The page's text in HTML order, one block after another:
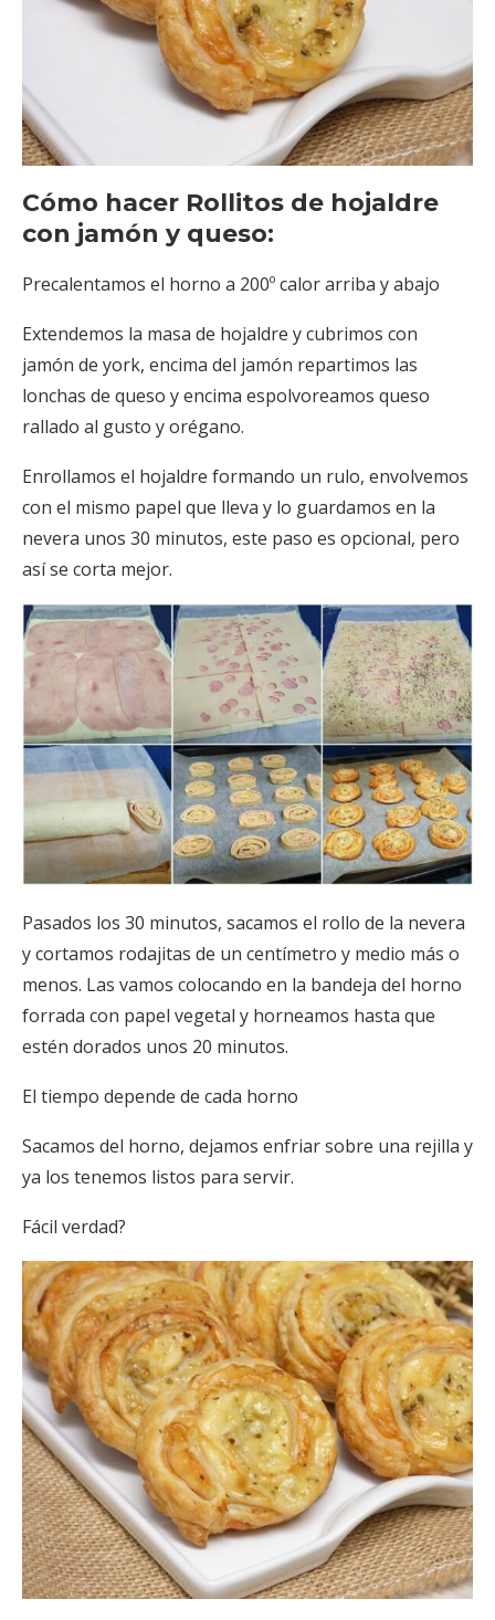
Cómo hacer Rollitos de hojaldre
con jamón y queso:
Precalentamos el horno a 200º calor arriba y abajo
Extendemos la masa de hojaldre y cubrimos con
jamón de york, encima del jamón repartimos las
lonchas de queso y encima espolvoreamos queso
rallado al gusto y orégano.
Enrollamos el hojaldre formando un rulo, envolvemos
con el mismo papel que lleva y lo guardamos en la
nevera unos 30 minutos, este paso es opcional, pero
así se corta mejor.
Pasados los 30 minutos, sacamos el rollo de la nevera
y cortamos rodajitas de un centímetro y medio más o
menos. Las vamos colocando en la bandeja del horno
forrada con papel vegetal y horneamos hasta que
estén dorados unos 20 minutos.
El tiempo depende de cada horno
Sacamos del horno, dejamos enfriar sobre una rejilla y
ya los tenemos listos para servir.
Fácil verdad?